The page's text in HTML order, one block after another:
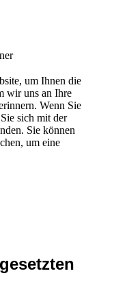
um Ihnen die
wir uns an Ihre
Wenn Sie
sich mit der
Sie können
um eine